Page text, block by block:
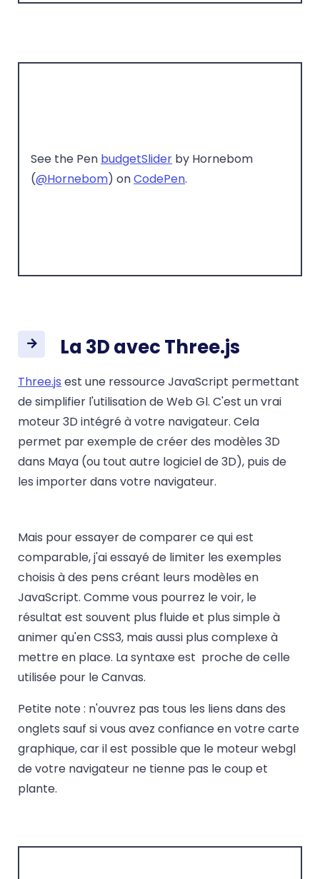
See the Pen budgetSlider by Hornebom
(@Hornebom) onCodePen.
La 3D avec Three.js
Three.js est une ressource JavaScript permettant
de simplifier l'utilisation de Web Gl. C'est un vrai
moteur 3D intégré à votre navigateur. Cela
permet par exemple de créer des modèles 3D
dans Maya (ou tout autre logiciel de 3D), puis de
les importer dans votre navigateur.
Mais pour essayer de comparer ce qui est
comparable, j'ai essayé de limiter les exemples
choisis à des pens créant leurs modèles en
JavaScript. Comme vous pourrez le voir, le
résultat est souvent plus fluide et plus simple à
animer qu'en CSS3, mais aussi plus complexe à
mettre en place. La syntaxe est proche de celle
utilisée pour le Canvas.
Petite note : n'ouvrez pas tous les liens dans des
onglets sauf si vous avez confiance en votre carte
graphique, car il est possible que le moteur webgl
de votre navigateur ne tienne pas le coup et
plante.